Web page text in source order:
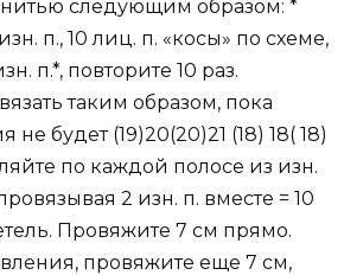
следующим образом: *
п., 10 лиц. п. «косы» по схеме,
п.*, повторите 10 раз.
таким образом, пока
не будет (19)20(20)21 (18) 18( 18)
по каждой полосе из изн.
2 изн. п. вместе = 10
Провяжите 7 см прямо.
провяжите еще 7 см,